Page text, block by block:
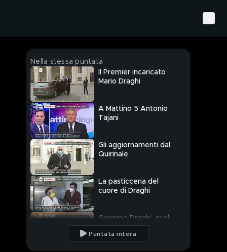
Nella stessa puntata
Il Premier incaricato
Mario Draghi
A Mattino 5 Antonio
Tajani
Gli aggiornamenti dal
Quirinale
La pasticceria del
cuore di Draghi
Governo Draghi, quali
sono i numeri?
Puntata intera